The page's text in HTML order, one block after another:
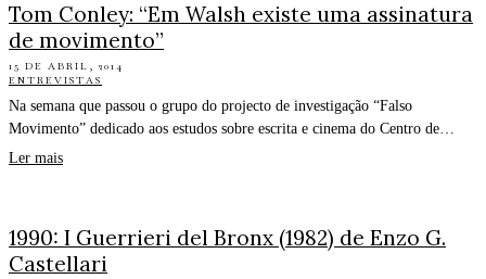
Tom Conley: “Em Walsh existe uma assinatura
de movimento”
15 DE ABRIL, 2014
ENTREVISTAS
Na semana que passou o grupo do projecto de investigação “Falso
Movimento” dedicado aos estudos sobre escrita e cinema do Centro de…
Ler mais
1990: I Guerrieri del Bronx (1982) de Enzo G.
Castellari